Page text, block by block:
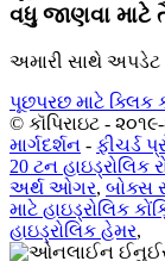
વધુ જાણવા માટે
અમારી સાથે અપડેટ
પૂછપરછ માટે ક્લિક
© કૉપિરાઇટ -
માર્ગદર્શન - ફીચર્ડ
20 ટન હાઇડ્રોલિક
અર્થ ઓગર, બોક્સ
માટે હાઇડ્રોલિક
હાઇડ્રોલિક હેમર,